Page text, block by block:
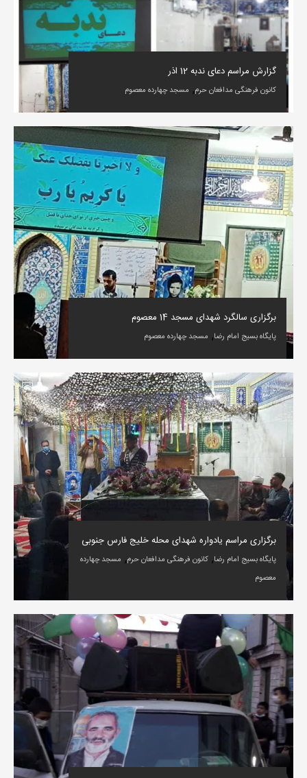
گزارش مراسم دعای ندبه 12 اذر
کانون فرهنگی مدافعان حرم, مسجد چهارده معصوم
برگزاری سالگرد شهدای مسجد 14 معصوم
پایگاه بسیج امام رضا, مسجد چهارده معصوم
برگزاری مراسم یادواره شهدای محله خلیج فارس جنوبی
پایگاه بسیج امام رضا, کانون فرهنگی مدافعان حرم, مسجد چهارده
معصوم